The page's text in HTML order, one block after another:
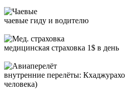
чаевые гиду и водителю
медицинская страховка 1$ в день
внутренние перелёты:
человека)